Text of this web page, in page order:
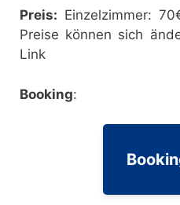
Preis: Einzelzimmer:
Preise können sich
Link
Booking: